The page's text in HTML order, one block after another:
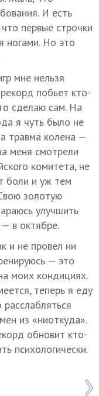
И есть
первые строчки
ногами. Но это
мне нельзя
побьет кто-
сделаю сам. На
я чуть было не
травма колена —
меня смотрели
комитета, не
боли и уж тем
золотую
улучшить
в октябре.
и не провел ни
— это
моих кондициях.
теперь я еду
из «ниоткуда».
обновит кто-
психологически.
Костин